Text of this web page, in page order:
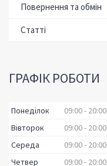
Повернення та обмін
Статті
ГРАФІК РОБОТИ
Понеділок 09:00
20:00
Вівторок
09:00
20:00
Середа
09:00
20:00
Четвер
09:00
20:00